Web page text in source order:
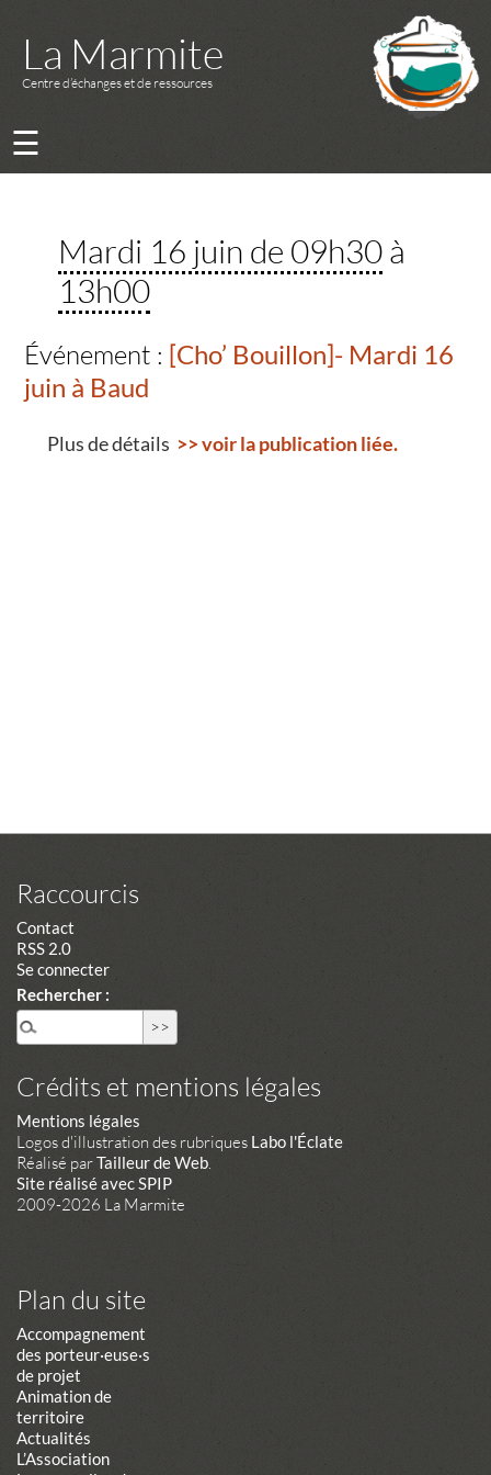
La Marmite
Centre d’échanges et de ressources
☰
Mardi 16 juin de 09h30à
13h00
Événement : [Cho’ Bouillon]- Mardi 16
juin à Baud
Plus de détails >> voir la publication liée.
Raccourcis
Contact
RSS 2.0
Se connecter
Rechercher :
Crédits et mentions légales
Mentions légales
Logos d'illustration des rubriques Labo l'Éclate
Réalisé parTailleur de Web.
Site réalisé avec SPIP
2009-2026 La Marmite
Plan du site
Accompagnement
des porteur·euse·s
de projet
Animation de
territoire
Actualités
L’Association